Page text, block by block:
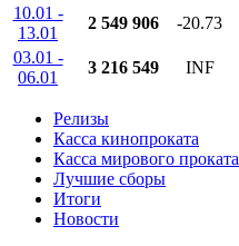
10.01 -
13.01
2 549 906 -20.73
03.01 -
06.01
3 216 549 INF
Релизы
Касса кинопроката
Касса мирового проката
Лучшие сборы
Итоги
Новости